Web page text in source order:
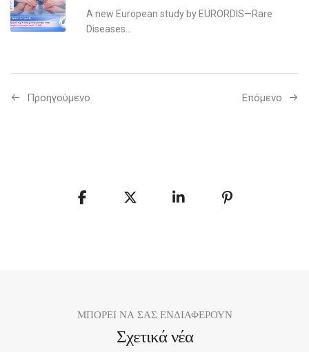
A new European study by EURORDIS—Rare
Diseases...
Προηγούμενo Επόμενο
ΜΠΟΡΕΙ ΝΑ ΣΑΣ ΕΝΔΙΑΦΕΡΟΥΝ
Σχετικά νέα